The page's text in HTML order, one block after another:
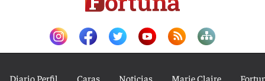
Diario Perfil Caras Noticias Marie Claire